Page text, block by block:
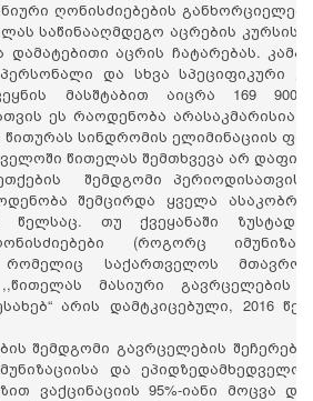
ღონისძიებების
საწინააღმდეგო აცრების კურსის
დამატებითი აცრის ჩატარებას.
და სხვა სპეციფიკური
მასშტაბით აიცრა 169 900
ეს რაოდენობა არასაკმარისია,
სინდრომის ელიმინაციის
წითელას შემთხვევა არ
შემდგომი პერიოდისათვის
შემცირდა ყველა
წელსაც. თუ ქვეყანაში ზუსტად
(როგორც
რომელიც საქართველოს
მასიური გავრცელების
არის დამტკიცებული, 2016
შემდგომი გავრცელების
და
ვაქცინაციის 95%-იანი მოცვა